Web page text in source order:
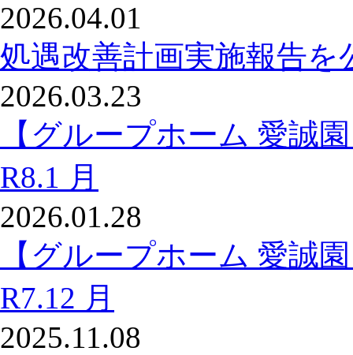
2026.04.01
処遇改善計画実施報告
2026.03.23
【グループホーム 愛誠
R8.1 月
2026.01.28
【グループホーム 愛誠
R7.12 月
2025.11.08